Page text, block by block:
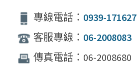
專線電話： 0939-171627
客服專線： 06-2008083
傳真電話：06-2008680